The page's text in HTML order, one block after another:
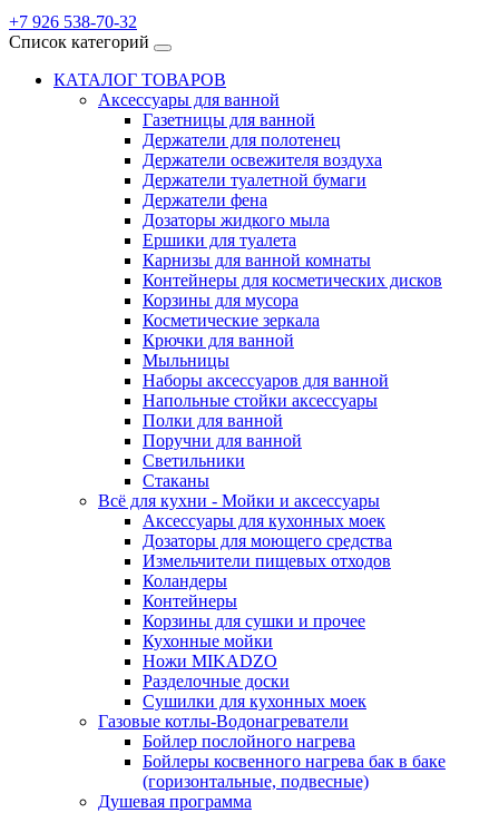
+7 926 538-70-32
Список категорий
КАТАЛОГ ТОВАРОВ
Аксессуары для ванной
Газетницы для ванной
Держатели для полотенец
Держатели освежителя воздуха
Держатели туалетной бумаги
Держатели фена
Дозаторы жидкого мыла
Ершики для туалета
Карнизы для ванной комнаты
Контейнеры для косметических дисков
Корзины для мусора
Косметические зеркала
Крючки для ванной
Мыльницы
Наборы аксессуаров для ванной
Напольные стойки аксессуары
Полки для ванной
Поручни для ванной
Светильники
Стаканы
Всё для кухни - Мойки и аксессуары
Аксессуары для кухонных моек
Дозаторы для моющего средства
Измельчители пищевых отходов
Коландеры
Контейнеры
Корзины для сушки и прочее
Кухонные мойки
Ножи MIKADZO
Разделочные доски
Сушилки для кухонных моек
Газовые котлы-Водонагреватели
Бойлер послойного нагрева
Бойлеры косвенного нагрева бак в баке
(горизонтальные, подвесные)
Душевая программа